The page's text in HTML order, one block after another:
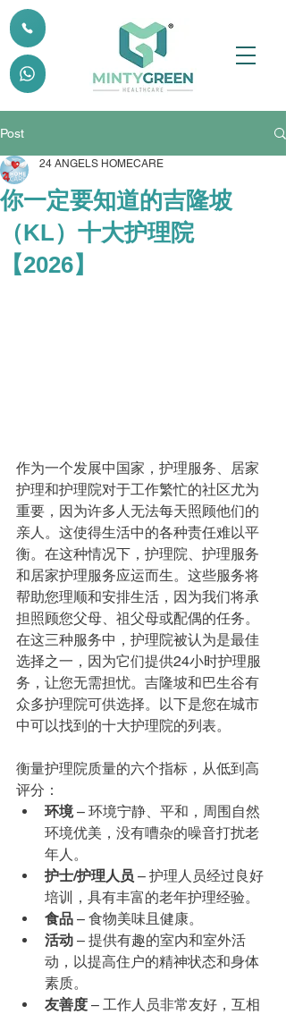
Post
你一定要知道的吉隆坡
（KL）十大护理院
【2026】
24 ANGELS HOMECARE
作为一个发展中国家，护理服务、居家
护理和护理院对于工作繁忙的社区尤为
重要，因为许多人无法每天照顾他们的
亲人。这使得生活中的各种责任难以平
衡。在这种情况下，护理院、护理服务
和居家护理服务应运而生。这些服务将
帮助您理顺和安排生活，因为我们将承
担照顾您父母、祖父母或配偶的任务。
在这三种服务中，护理院被认为是最佳
选择之一，因为它们提供24小时护理服
务，让您无需担忧。吉隆坡和巴生谷有
众多护理院可供选择。以下是您在城市
中可以找到的十大护理院的列表。
衡量护理院质量的六个指标，从低到高
评分：
环境 – 环境宁静、平和，周围自然
环境优美，没有嘈杂的噪音打扰老
年人。
护士/护理人员 – 护理人员经过良好
培训，具有丰富的老年护理经验。
食品 – 食物美味且健康。
活动 – 提供有趣的室内和室外活
动，以提高住户的精神状态和身体
素质。
友善度 – 工作人员非常友好，互相